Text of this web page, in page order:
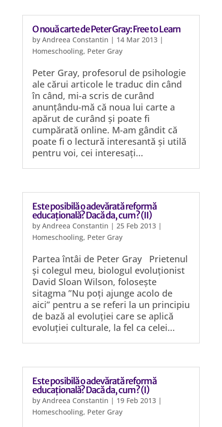
O nouă carte de Peter Gray: Free to Learn
by Andreea Constantin | 14 Mar 2013|
Homeschooling, Peter Gray
Peter Gray, profesorul de psihologie
ale cărui articole le traduc din când
în când, mi-a scris de curând
anunțându-mă că noua lui carte a
apărut de curând și poate fi
cumpărată online. M-am gândit că
poate fi o lectură interesantă și utilă
pentru voi, cei interesați...
Este posibilă o adevărată reformă
educațională? Dacă da, cum? (II)
by Andreea Constantin | 25 Feb 2013|
Homeschooling, Peter Gray
Partea întâi de Peter Gray Prietenul
și colegul meu, biologul evoluționist
David Sloan Wilson, folosește
sitagma ”Nu poți ajunge acolo de
aici” pentru a se referi la un principiu
de bază al evoluției care se aplică
evoluției culturale, la fel ca celei...
Este posibilă o adevărată reformă
educațională? Dacă da, cum? (I)
by Andreea Constantin | 19 Feb 2013|
Homeschooling, Peter Gray